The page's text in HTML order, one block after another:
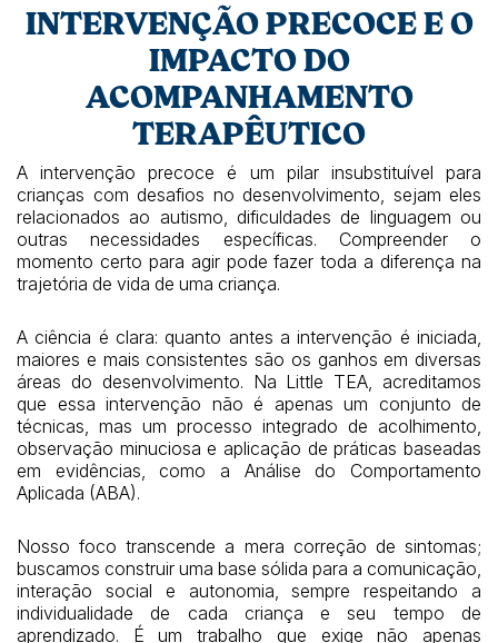
INTERVENÇÃO PRECOCE E O
IMPACTO DO
ACOMPANHAMENTO
TERAPÊUTICO
A intervenção precoce é um pilar insubstituível para
crianças com desafios no desenvolvimento, sejam eles
relacionados ao autismo, dificuldades de linguagem ou
outras necessidades específicas. Compreender o
momento certo para agir pode fazer toda a diferença na
trajetória de vida de uma criança.
A ciência é clara: quanto antes a intervenção é iniciada,
maiores e mais consistentes são os ganhos em diversas
áreas do desenvolvimento. Na Little TEA, acreditamos
que essa intervenção não é apenas um conjunto de
técnicas, mas um processo integrado de acolhimento,
observação minuciosa e aplicação de práticas baseadas
em evidências, como a Análise do Comportamento
Aplicada (ABA).
Nosso foco transcende a mera correção de sintomas;
buscamos construir uma base sólida para a comunicação,
interação social e autonomia, sempre respeitando a
individualidade de cada criança e seu tempo de
aprendizado. É um trabalho que exige não apenas